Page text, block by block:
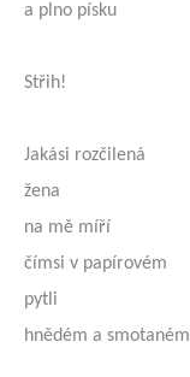
a plno písku
Střih!
Jakási rozčilená
žena
na mě míří
čímsi v papírovém
pytli
hnědém a smotaném